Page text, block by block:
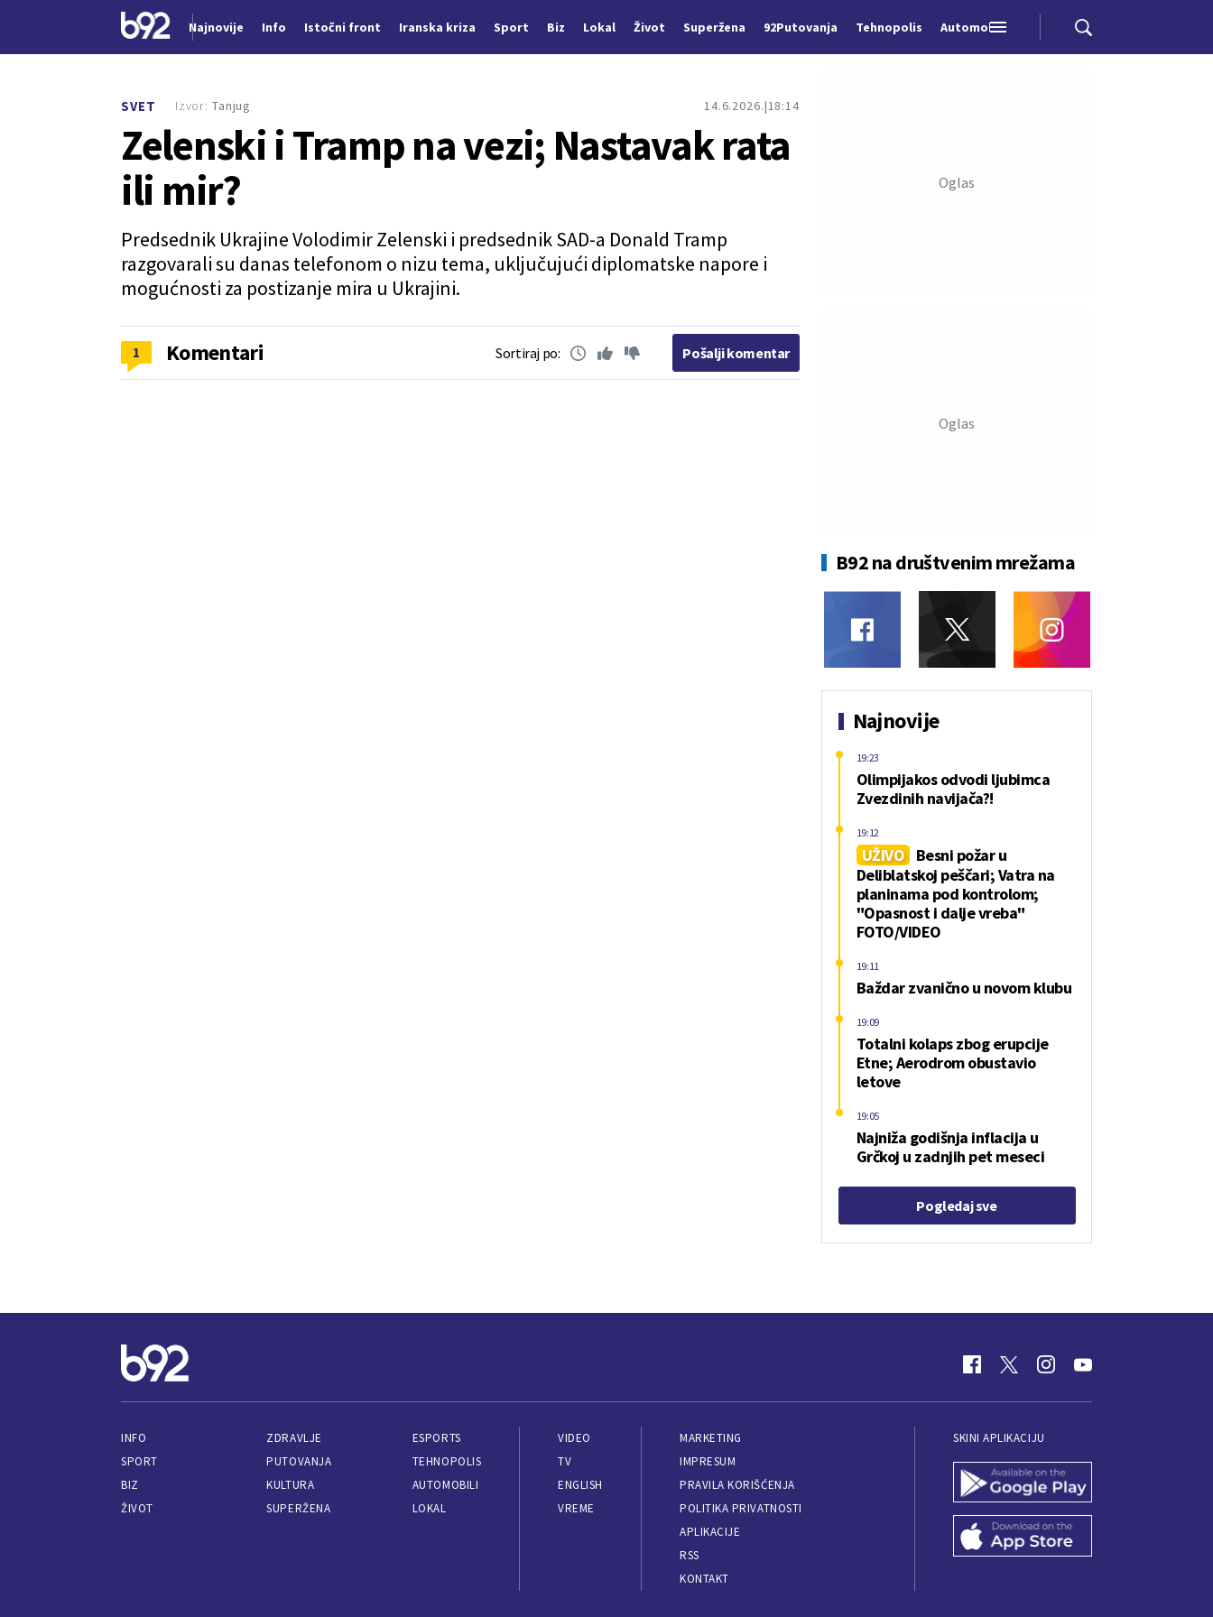
Najnovije Info Istočni front Iranska kriza Sport Biz Lokal Život Superžena 92Putovanja Tehnopolis Automobili
SVET 14.6.2026. 18:14
Zelenski i Tramp na vezi; Nastavak rata
ili mir?
Predsednik Ukrajine Volodimir Zelenski i predsednik SAD-a Donald Tramp
razgovarali su danas telefonom o nizu tema, uključujući diplomatske napore i
mogućnosti za postizanje mira u Ukrajini.
Izvor: Tanjug
1 Komentari Sortiraj po: Pošalji komentar
B92 na društvenim mrežama
Najnovije
Olimpijakos odvodi ljubimca
Zvezdinih navijača?!
19:23
UŽIVO
Besni požar u
Deliblatskoj peščari; Vatra na
planinama pod kontrolom;
"Opasnost i dalje vreba"
FOTO/VIDEO
19:12
Baždar zvanično u novom klubu
19:11
Totalni kolaps zbog erupcije
Etne; Aerodrom obustavio
letove
19:09
Najniža godišnja inflacija u
Grčkoj u zadnjih pet meseci
19:05
Pogledaj sve
INFO
SPORT
BIZ
ŽIVOT
ZDRAVLJE
PUTOVANJA
KULTURA
SUPERŽENA
ESPORTS
TEHNOPOLIS
AUTOMOBILI
LOKAL
VIDEO
TV
ENGLISH
VREME
MARKETING
IMPRESUM
PRAVILA KORIŠĆENJA
POLITIKA PRIVATNOSTI
APLIKACIJE
RSS
KONTAKT
SKINI APLIKACIJU